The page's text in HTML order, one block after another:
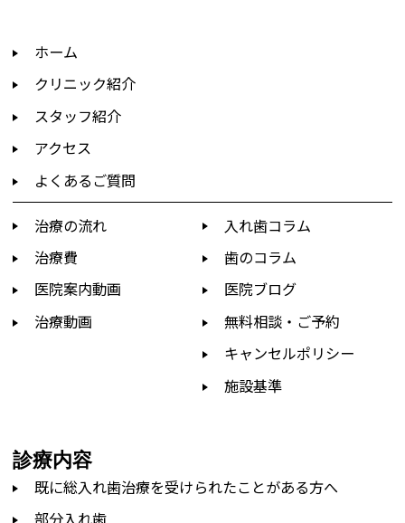
ホーム
クリニック紹介
スタッフ紹介
アクセス
よくあるご質問
治療の流れ
治療費
医院案内動画
治療動画
入れ歯コラム
歯のコラム
医院ブログ
無料相談・ご予約
キャンセルポリシー
施設基準
診療内容
既に総入れ歯治療を受けられたことがある方へ